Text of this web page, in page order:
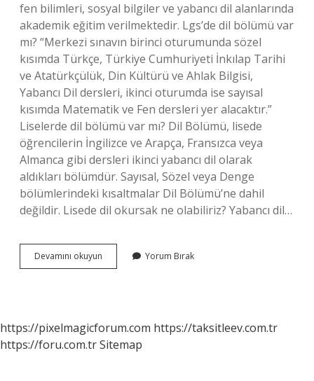
fen bilimleri, sosyal bilgiler ve yabancı dil alanlarında
akademik eğitim verilmektedir. Lgs’de dil bölümü var
mı? “Merkezi sınavın birinci oturumunda sözel
kısımda Türkçe, Türkiye Cumhuriyeti İnkılap Tarihi
ve Atatürkçülük, Din Kültürü ve Ahlak Bilgisi,
Yabancı Dil dersleri, ikinci oturumda ise sayısal
kısımda Matematik ve Fen dersleri yer alacaktır.”
Liselerde dil bölümü var mı? Dil Bölümü, lisede
öğrencilerin İngilizce ve Arapça, Fransızca veya
Almanca gibi dersleri ikinci yabancı dil olarak
aldıkları bölümdür. Sayısal, Sözel veya Denge
bölümlerindeki kısaltmalar Dil Bölümü’ne dahil
değildir. Lisede dil okursak ne olabiliriz? Yabancı dil…
Devamını okuyun
Icin
Yorum Bırak
https://pixelmagicforum.com https://taksitleev.com.tr
https://foru.com.trSitemap